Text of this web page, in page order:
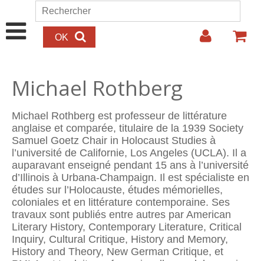
Aller au contenu principal
Formulaire de recherche
Rechercher
Michael Rothberg
Michael Rothberg est professeur de littérature
anglaise et comparée, titulaire de la 1939 Society
Samuel Goetz Chair in Holocaust Studies à
l’université de Californie, Los Angeles (UCLA). Il a
auparavant enseigné pendant 15 ans à l’université
d’Illinois à Urbana-Champaign. Il est spécialiste en
études sur l’Holocauste, études mémorielles,
coloniales et en littérature contemporaine. Ses
travaux sont publiés entre autres par American
Literary History, Contemporary Literature, Critical
Inquiry, Cultural Critique, History and Memory,
History and Theory, New German Critique, et